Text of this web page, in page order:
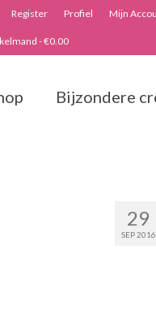
Register Profiel Mijn
-€0.00
Bijzondere
29
SEP 2016